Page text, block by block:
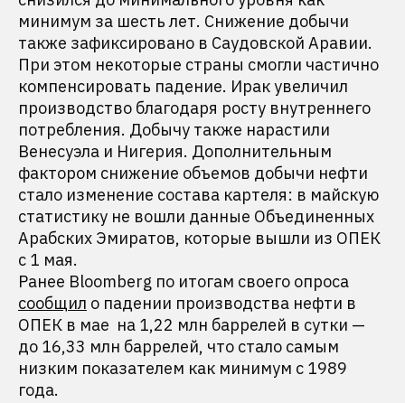
минимум за шесть лет. Снижение добычи
также зафиксировано в Саудовской Аравии.
При этом некоторые страны смогли частично
компенсировать падение. Ирак увеличил
производство благодаря росту внутреннего
потребления. Добычу также нарастили
Венесуэла и Нигерия. Дополнительным
фактором снижение объемов добычи нефти
стало изменение состава картеля: в майскую
статистику не вошли данные Объединенных
Арабских Эмиратов, которые вышли из ОПЕК
с 1 мая.
Ранее Bloomberg по итогам своего опроса
сообщил о падении производства нефти в
ОПЕК в мае на 1,22 млн баррелей в сутки —
до 16,33 млн баррелей, что стало самым
низким показателем как минимум с 1989
года.